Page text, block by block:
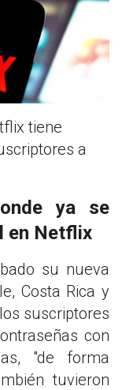
tiene
a
ya se
en Netflix
su nueva
Costa Rica y
suscriptores
con
"de forma
tuvieron